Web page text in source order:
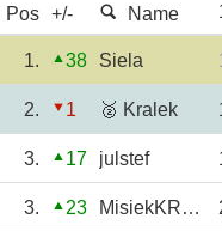
Pos +/- Name
1. 38 Siela
2. 1 🥈 Kralek
3. 17 julstef
3. 23 MisiekKRKNH